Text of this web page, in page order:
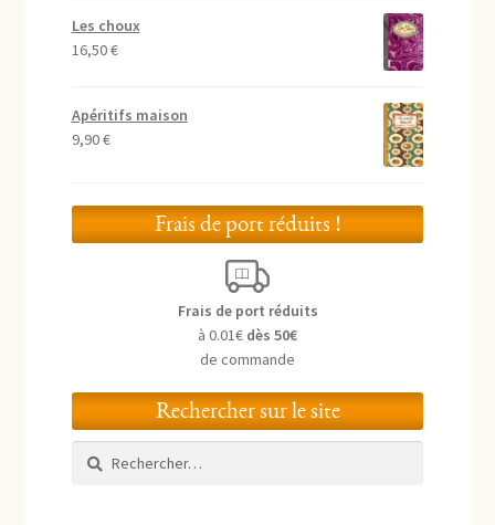
Les choux
16,50€
Apéritifs maison
9,90€
Frais de port réduits !
Frais de port réduits
à 0.01€ dès 50€
de commande
Rechercher sur le site
Rechercher :